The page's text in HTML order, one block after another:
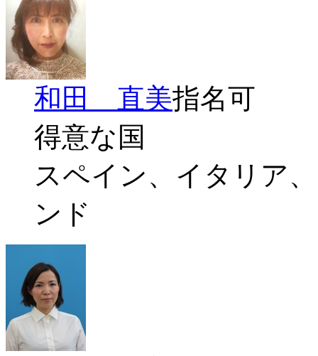
和田 直美指名可
得意な国
スペイン、イタリア
ンド